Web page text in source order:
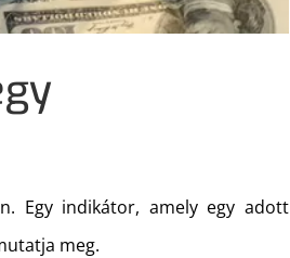
Egy indikátor, amely egy adott
meg.